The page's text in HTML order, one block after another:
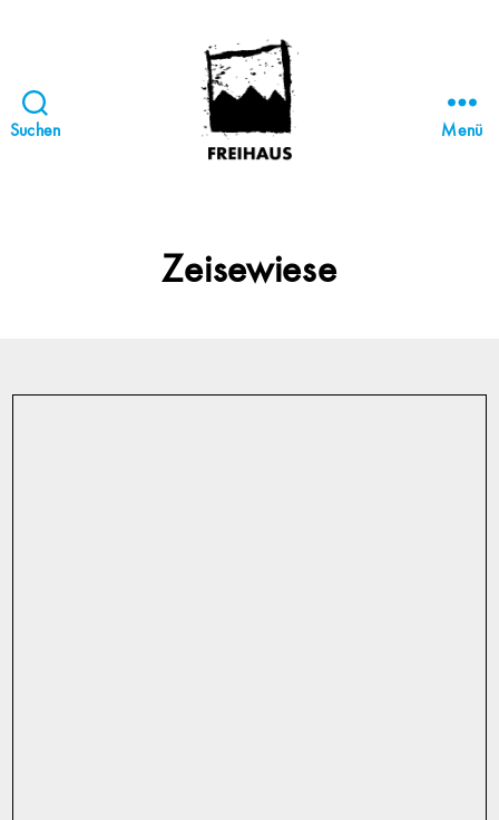
Suchen
STATTBAU
HAMBURG
Menü
Zeisewiese